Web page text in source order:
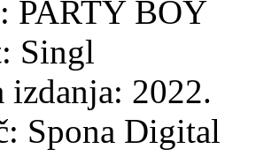
PARTY BOY
Singl
izdanja: 2022.
Spona Digital